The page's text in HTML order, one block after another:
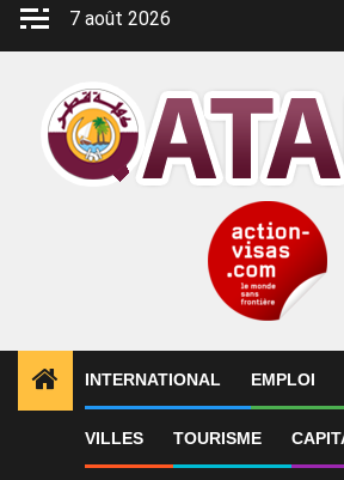
Aller
7 août 2026
INTERNATIONAL EMPLOI
VILLES TOURISME
ALERTES INFO 1 Le Qatar